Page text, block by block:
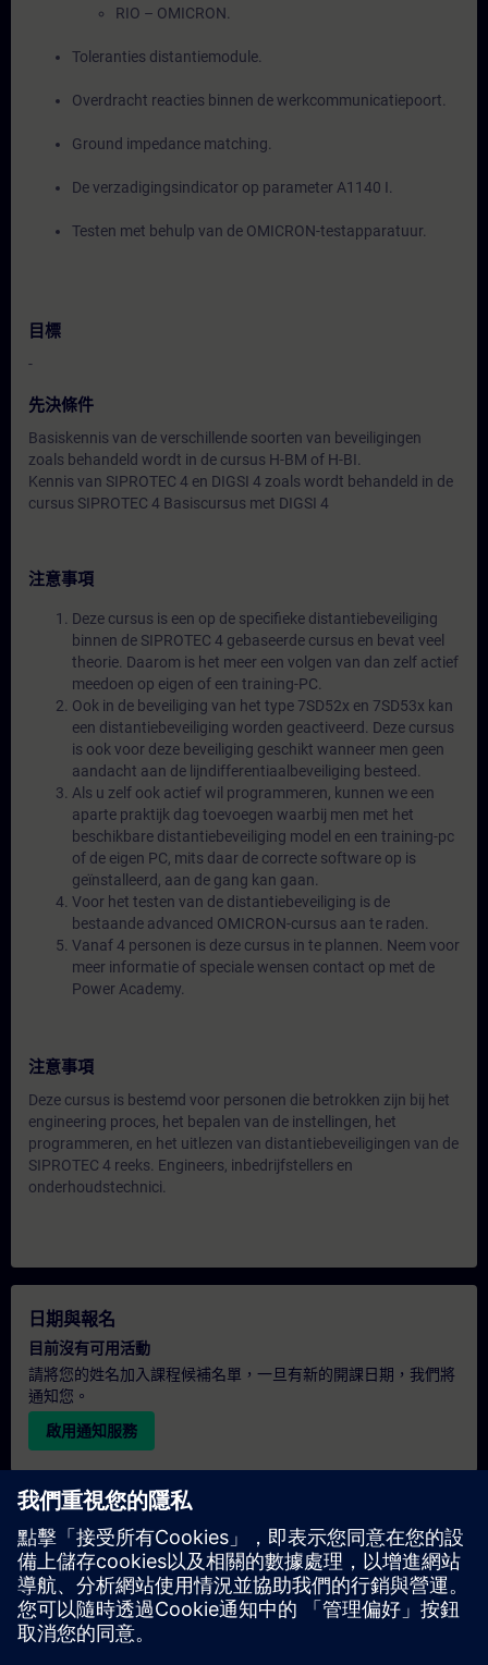
RIO – OMICRON.
Toleranties distantiemodule.
Overdracht reacties binnen de werkcommunicatiepoort.
Ground impedance matching.
De verzadigingsindicator op parameter A1140 I.
Testen met behulp van de OMICRON-testapparatuur.
目標
-
先決條件
Basiskennis van de verschillende soorten van beveiligingen
zoals behandeld wordt in de cursus H-BM of H-BI.
Kennis van SIPROTEC 4 en DIGSI 4 zoals wordt behandeld in de
cursus SIPROTEC 4 Basiscursus met DIGSI 4
注意事項
Deze cursus is een op de specifieke distantiebeveiliging
binnen de SIPROTEC 4 gebaseerde cursus en bevat veel
theorie. Daarom is het meer een volgen van dan zelf actief
meedoen op eigen of een training-PC.
Ook in de beveiliging van het type 7SD52x en 7SD53x kan
een distantiebeveiliging worden geactiveerd. Deze cursus
is ook voor deze beveiliging geschikt wanneer men geen
aandacht aan de lijndifferentiaalbeveiliging besteed.
Als u zelf ook actief wil programmeren, kunnen we een
aparte praktijk dag toevoegen waarbij men met het
beschikbare distantiebeveiliging model en een training-pc
of de eigen PC, mits daar de correcte software op is
geïnstalleerd, aan de gang kan gaan.
Voor het testen van de distantiebeveiliging is de
bestaande advanced OMICRON-cursus aan te raden.
Vanaf 4 personen is deze cursus in te plannen. Neem voor
meer informatie of speciale wensen contact op met de
Power Academy.
注意事項
Deze cursus is bestemd voor personen die betrokken zijn bij het
engineering proces, het bepalen van de instellingen, het
programmeren, en het uitlezen van distantiebeveiligingen van de
SIPROTEC 4 reeks. Engineers, inbedrijfstellers en
onderhoudstechnici.
日期與報名
目前沒有可用活動
請將您的姓名加入課程候補名單，一旦有新的開課日期，我們將
通知您。
啟用通知服務
個人化報價
若您需要此培訓課程的標準報價單（例如供採購部門使用），請
點擊下方連結。您需先提供一些個人資料，之後我們將透過電子
郵件寄送報價單給您。
提供報價